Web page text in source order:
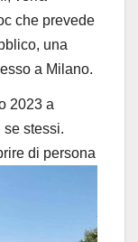
che prevede
una
a Milano.
2023 a
se stessi.
di persona